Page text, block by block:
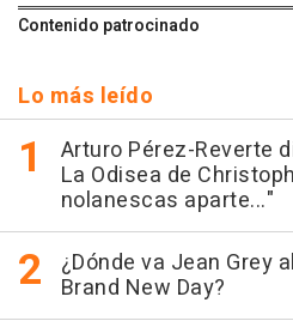
Contenido patrocinado
Lo más leído
Arturo Pérez-Reverte
La Odisea de
nolanescas aparte..."
¿Dónde va Jean Grey
Brand New Day?